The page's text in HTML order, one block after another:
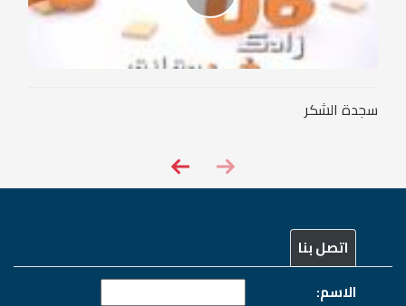
سجدة الشكر
اتصل بنا
الاسم: